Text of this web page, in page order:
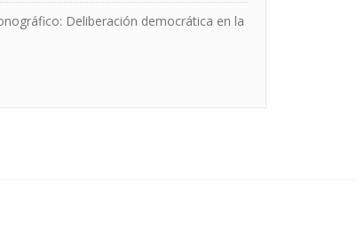
Deliberación democrática en la